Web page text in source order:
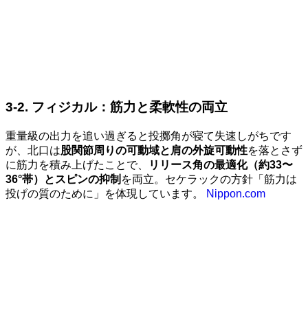
3-2. フィジカル：筋力と柔軟性の両立
重量級の出力を追い過ぎると投擲角が寝て失速しがちです
が、北口は股関節周りの可動域と肩の外旋可動性を落とさず
に筋力を積み上げたことで、
リリース角の最適化（約33〜
36°帯）とスピンの抑制 を両立。セケラックの方針「筋力は
投げの質のために」を体現しています。
Nippon.com